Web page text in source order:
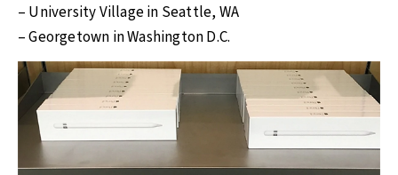
– University Village in Seattle, WA
– Georgetown in Washington D.C.